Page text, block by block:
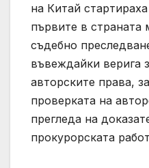
на Китай
първите в страната
съдебно
въвеждайки верига
авторските права,
проверката на
прегледа на
прокурорската